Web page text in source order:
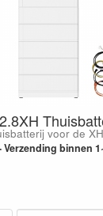
voor de
binnen